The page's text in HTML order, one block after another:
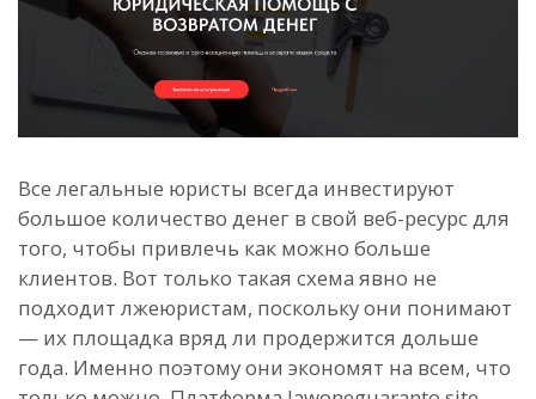
Все легальные юристы всегда инвестируют
большое количество денег в свой веб-ресурс для
того, чтобы привлечь как можно больше
клиентов. Вот только такая схема явно не
подходит лжеюристам, поскольку они понимают
— их площадка вряд ли продержится дольше
года. Именно поэтому они экономят на всем, что